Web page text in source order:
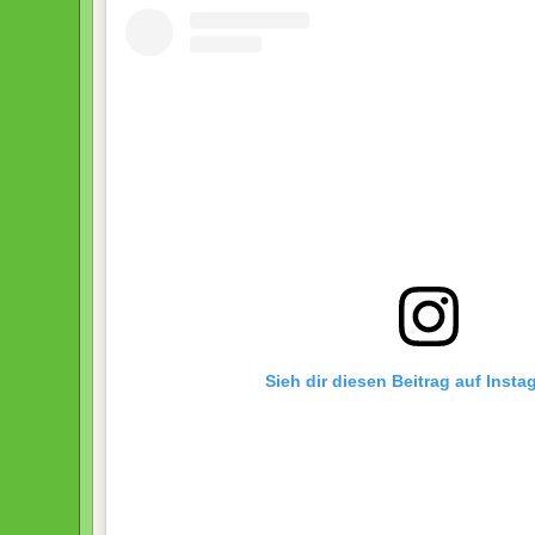
Sieh dir diesen Beitrag auf